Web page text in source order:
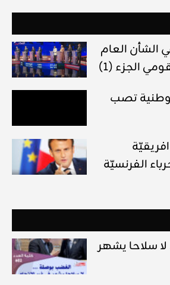
الشأن العام
الجزء (1)
تصب
الفرنسيّة
سلاحا يشهر